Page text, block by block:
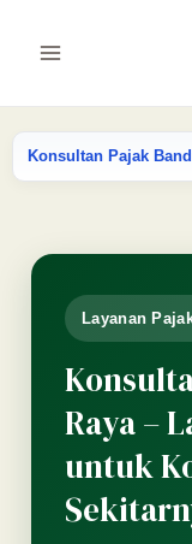
Main
Menu
Konsultan Pajak
Layanan
Raya –
untuk